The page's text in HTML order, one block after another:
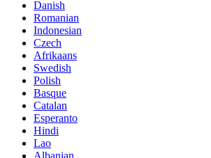
Danish
Romanian
Indonesian
Czech
Afrikaans
Swedish
Polish
Basque
Catalan
Esperanto
Hindi
Lao
Albanian